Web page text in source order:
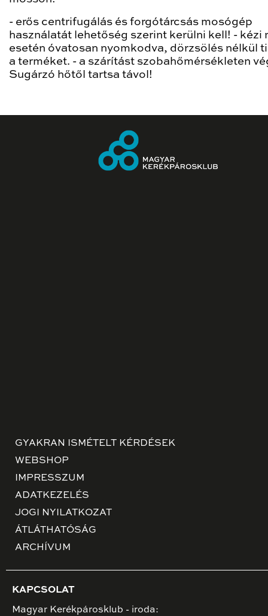
- erős centrifugálás és forgótárcsás mosógép
használatát lehetőség szerint kerülni kell! - kézi
esetén óvatosan nyomkodva, dörzsölés nélkül
a terméket. - a szárítást szobahőmérsékleten
Sugárzó hőtől tartsa távol!
GYAKRAN ISMÉTELT KÉRDÉSEK
WEBSHOP
IMPRESSZUM
ADATKEZELÉS
JOGI NYILATKOZAT
ÁTLÁTHATÓSÁG
ARCHÍVUM
KAPCSOLAT
Magyar Kerékpárosklub - iroda: